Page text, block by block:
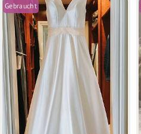
Gebraucht